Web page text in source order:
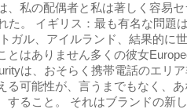
、私の配偶者と私は著しく容易
た。 イギリス：最も有名な問題
ガル、アイルランド、結果的に
とはありません多くの彼女
は、おそらく携帯電話のエリ
る可能性が、言うまでもなく、
すること。 それはブランドの新